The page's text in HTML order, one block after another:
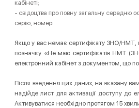
кабінеті;
- свідоцтва про повну загальну середню
серію, номер.
Якщо у вас немає сертифікату ЗНО/НМТ,
позначку «Не маю сертифікатів НМТ
електронний кабінет з документом, що
Після введення цих даних, на вказану
надійде лист для активації доступу до
Активуватися необхідно протягом 15